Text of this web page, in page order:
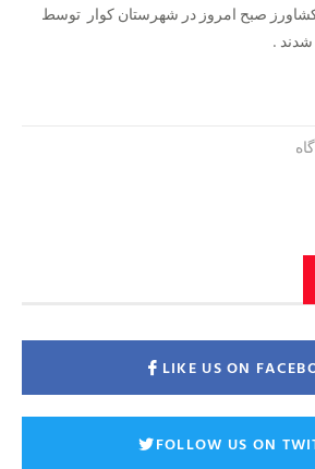
کشاورز صبح امروز در شهرستان کوار توسط
شدند .
LIKE US ON
FOLLOW US ON